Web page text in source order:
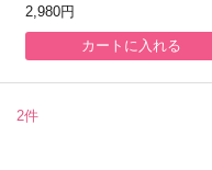
2,980円
カートに入れる
2件